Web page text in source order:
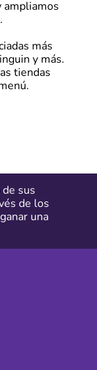
ampliamos
más
y más.
tiendas
de sus
de los
una